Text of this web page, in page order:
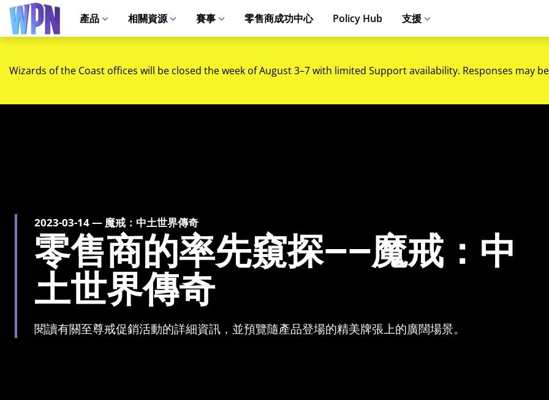
產品 相關資源 賽事 零售商成功中心 Policy Hub 支援
Wizards of the Coast offices will be closed the week of August 3–7 with limited Support availability. Responses may
2023-03-14 — 魔戒：中土世界傳奇
零售商的率先窺探——魔戒：中
土世界傳奇
閱讀有關至尊戒促銷活動的詳細資訊，並預覽隨產品登場的精美牌張上的廣闊場景。